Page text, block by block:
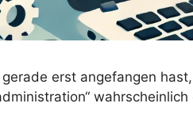
erst angefangen